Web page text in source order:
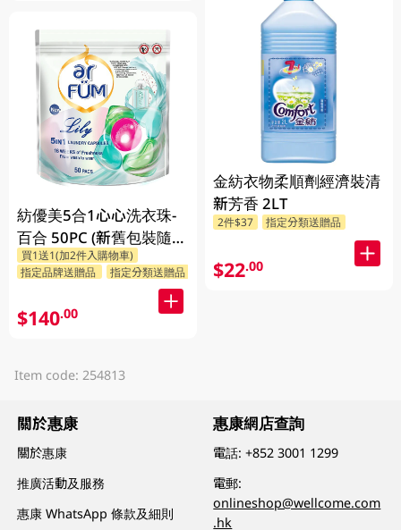
紡優美5合1心心洗衣珠-
百合 50PC (新舊包裝隨機
發送)
買1送1(加2件入購物車)
指定品牌送贈品
指定分類送贈品
$140.00
金紡衣物柔順劑經濟裝清
新芳香 2LT
2件$37 指定分類送贈品
$22.00
Item code: 254813
關於惠康
關於惠康
推廣活動及服務
惠康 WhatsApp 條款及細則
惠康網店查詢
電話:+852 3001 1299
電郵:
onlineshop@wellcome.com
.hk